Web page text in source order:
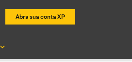
Abra sua conta XP